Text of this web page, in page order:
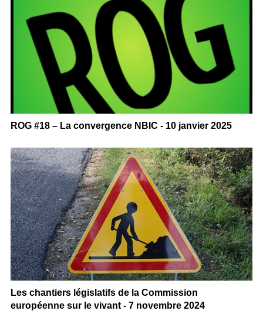
ROG #18 – La convergence NBIC - 10 janvier 2025
Les chantiers législatifs de la Commission
européenne sur le vivant - 7 novembre 2024